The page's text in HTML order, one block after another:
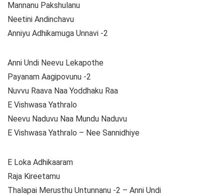
Mannanu Pakshulanu
Neetini Andinchavu
Anniyu Adhikamuga Unnavi -2
Anni Undi Neevu Lekapothe
Payanam Aagipovunu -2
Nuvvu Raava Naa Yoddhaku Raa
E Vishwasa Yathralo
Neevu Naduvu Naa Mundu Naduvu
E Vishwasa Yathralo – Nee Sannidhiye
E Loka Adhikaaram
Raja Kireetamu
Thalapai Merusthu Untunnanu -2 – Anni Undi